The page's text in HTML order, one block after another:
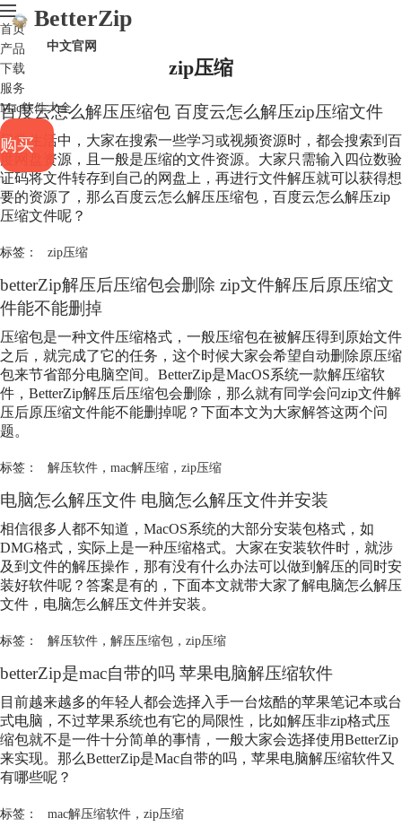
BetterZip
中文官网
首页
产品
下载
服务
Mac软件大全
购买
zip压缩
百度云怎么解压压缩包 百度云怎么解压zip压缩文件
日常生活中，大家在搜索一些学习或视频资源时，都会搜索到百
度网盘资源，且一般是压缩的文件资源。大家只需输入四位数验
证码将文件转存到自己的网盘上，再进行文件解压就可以获得想
要的资源了，那么百度云怎么解压压缩包，百度云怎么解压zip
压缩文件呢？
标签： zip压缩
betterZip解压后压缩包会删除 zip文件解压后原压缩文
件能不能删掉
压缩包是一种文件压缩格式，一般压缩包在被解压得到原始文件
之后，就完成了它的任务，这个时候大家会希望自动删除原压缩
包来节省部分电脑空间。BetterZip是MacOS系统一款解压缩软
件，BetterZip解压后压缩包会删除，那么就有同学会问zip文件解
压后原压缩文件能不能删掉呢？下面本文为大家解答这两个问
题。
标签： 解压软件， mac解压缩， zip压缩
电脑怎么解压文件 电脑怎么解压文件并安装
相信很多人都不知道，MacOS系统的大部分安装包格式，如
DMG格式，实际上是一种压缩格式。大家在安装软件时，就涉
及到文件的解压操作，那有没有什么办法可以做到解压的同时安
装好软件呢？答案是有的，下面本文就带大家了解电脑怎么解压
文件，电脑怎么解压文件并安装。
标签： 解压软件， 解压压缩包， zip压缩
betterZip是mac自带的吗 苹果电脑解压缩软件
目前越来越多的年轻人都会选择入手一台炫酷的苹果笔记本或台
式电脑，不过苹果系统也有它的局限性，比如解压非zip格式压
缩包就不是一件十分简单的事情，一般大家会选择使用BetterZip
来实现。那么BetterZip是Mac自带的吗，苹果电脑解压缩软件又
有哪些呢？
标签： mac解压缩软件， zip压缩